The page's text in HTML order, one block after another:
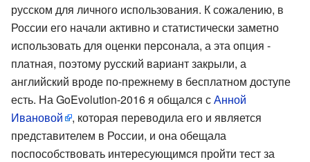
русском для личного использования. К сожалению, в
России его начали активно и статистически заметно
использовать для оценки персонала, а эта опция -
платная, поэтому русский вариант закрыли, а
английский вроде по-прежнему в бесплатном доступе
есть. На GoEvolution-2016 я общался сАнной
Ивановой
, которая переводила его и является
представителем в России, и она обещала
поспособствовать интересующимся пройти тест за